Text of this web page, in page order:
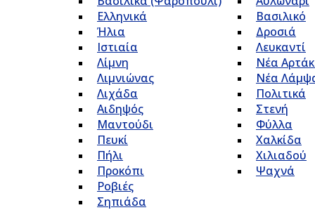
Ελληνικά
Ήλια
Ιστιαία
Λίμνη
Λιμνιώνας
Λιχάδα
Αιδηψός
Μαντούδι
Πευκί
Πήλι
Προκόπι
Ροβιές
Σηπιάδα
Βασιλικό
Δροσιά
Λευκαντί
Νέα
Νέα
Πολιτικά
Στενή
Φύλλα
Χαλκίδα
Χιλιαδού
Ψαχνά